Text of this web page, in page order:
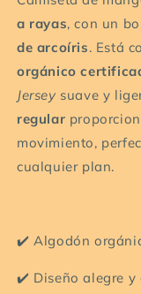
larga
GOTS
azul
claro
a
rayas
–
algodón
orgánico
a
a rayas, con un
de arcoíris. Está
orgánico
Jersey suave y
regular
movimiento,
cualquier plan.
✔️ Algodón
✔️ Diseño alegre y